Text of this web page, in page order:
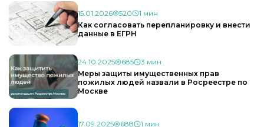
15.01.2026 520
1 мин
Как согласовать перепланировку и внести
данные в ЕГРН
24.10.2025 685
3 мин
Меры защиты имущественных прав
пожилых людей назвали в Росреестре по
Москве
17.09.2025 688 1 мин